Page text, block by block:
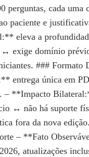
perguntas, cada uma
paciente e
eleva a
↔ exige domínio
### Formato
entrega única em
– **Impacto
↔ não há suporte
fora da nova
– **Fato
atualizações